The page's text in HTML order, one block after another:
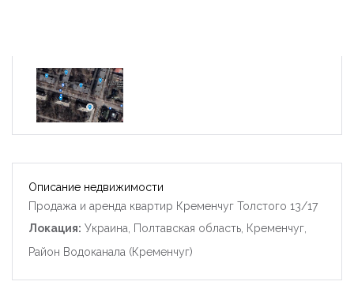
Описание недвижимости
Продажа и аренда квартир Кременчуг Толстого 13/17
Локация: Украина, Полтавская область, Кременчуг,
Район Водоканала (Кременчуг)